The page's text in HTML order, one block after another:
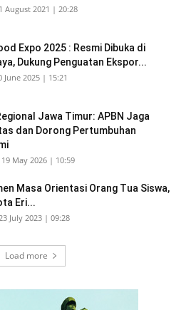
August 2021 | 20:28
Expo 2025 : Resmi Dibuka di
Dukung Penguatan Ekspor...
June 2025 | 15:21
Jawa Timur: APBN Jaga
dan Dorong Pertumbuhan
May 2026 | 10:59
Masa Orientasi Orang Tua Siswa,
Eri...
July 2023 | 09:28
Load more